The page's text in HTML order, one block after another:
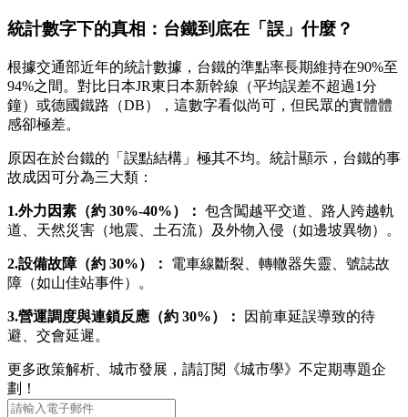
統計數字下的真相：台鐵到底在「誤」什麼？
根據交通部近年的統計數據，台鐵的準點率長期維持在90%至
94%之間。對比日本JR東日本新幹線（平均誤差不超過1分
鐘）或德國鐵路（DB），這數字看似尚可，但民眾的實體體
感卻極差。
原因在於台鐵的「誤點結構」極其不均。統計顯示，台鐵的事
故成因可分為三大類：
1.外力因素（約 30%-40%）： 包含闖越平交道、路人跨越軌
道、天然災害（地震、土石流）及外物入侵（如邊坡異物）。
2.設備故障（約 30%）：
電車線斷裂、轉轍器失靈、號誌故
障（如山佳站事件）。
3.營運調度與連鎖反應（約 30%）：
因前車延誤導致的待
避、交會延遲。
更多政策解析、城市發展，請訂閱《城市學》不定期專題企
劃！